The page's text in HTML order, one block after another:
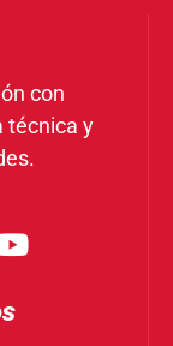
con
técnica y